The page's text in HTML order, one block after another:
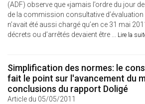
(ADF) observe que «jamais l’ordre du jour
de la commission consultative d’évaluation
n’avait été aussi chargé qu’en ce 31 mai
décrets ou d’arrêtés devaient être ... Lire la
Simplification des normes: le
fait le point sur l'avancement du
conclusions du rapport Doligé
Article du 05/05/2011